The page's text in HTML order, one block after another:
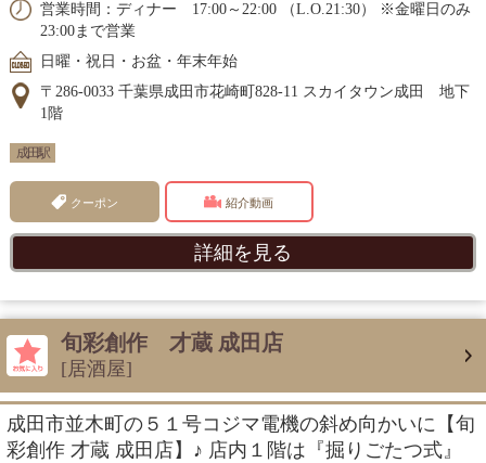
営業時間：ディナー 17:00～22:00 （L.O.21:30） ※金曜日のみ
23:00まで営業
日曜・祝日・お盆・年末年始
〒286-0033 千葉県成田市花崎町828-11 スカイタウン成田 地下
1階
成田駅
クーポン 紹介動画
詳細を見る
旬彩創作 才蔵 成田店
[居酒屋]
成田市並木町の５１号コジマ電機の斜め向かいに【旬
彩創作 才蔵 成田店】♪ 店内１階は『掘りごたつ式』